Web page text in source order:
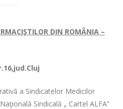
DIN ROMÂNIA –
a Sindicatelor Medicilor
Sindicală „ Cartel ALFA”